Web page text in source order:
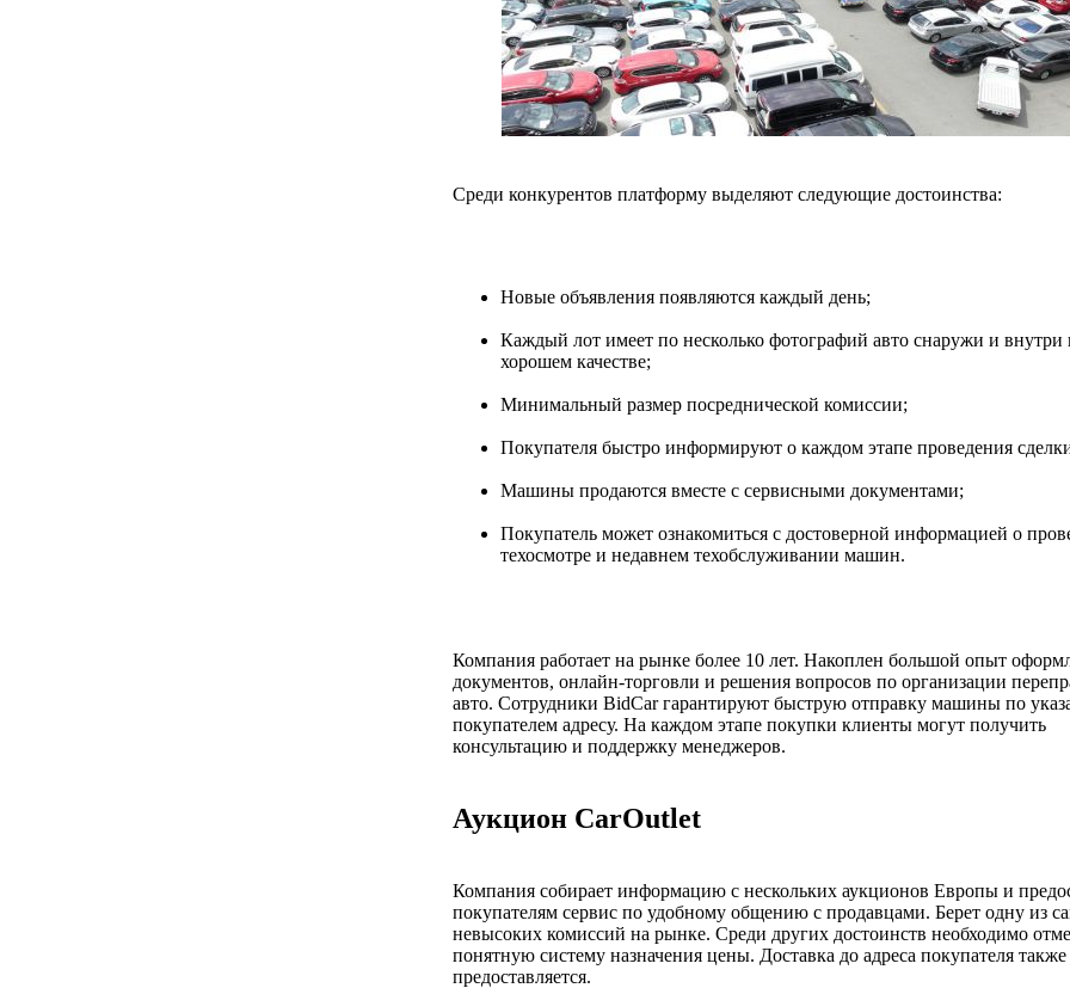
Среди конкурентов платформу выделяют следующие достоинства:
Новые объявления появляются каждый день;
Каждый лот имеет по несколько фотографий авто снаружи и внутри
хорошем качестве;
Минимальный размер посреднической комиссии;
Покупателя быстро информируют о каждом этапе проведения
Машины продаются вместе с сервисными документами;
Покупатель может ознакомиться с достоверной информацией о
техосмотре и недавнем техобслуживании машин.
Компания работает на рынке более 10 лет. Накоплен большой опыт
документов, онлайн-торговли и решения вопросов по организации
авто. Сотрудники BidCar гарантируют быструю отправку машины по
покупателем адресу. На каждом этапе покупки клиенты могут получить
консультацию и поддержку менеджеров.
Аукцион CarOutlet
Компания собирает информацию с нескольких аукционов Европы и
покупателям сервис по удобному общению с продавцами. Берет одну из
невысоких комиссий на рынке. Среди других достоинств необходимо
понятную систему назначения цены. Доставка до адреса покупателя также
предоставляется.